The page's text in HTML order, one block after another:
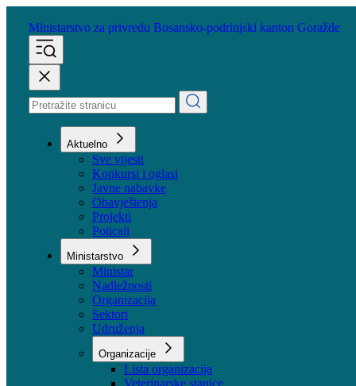
Ministarstvo za privredu
Aktuelno
Sve vijesti
Konkursi i oglasi
Javne nabavke
Obavještenja
Projekti
Poticaji
Ministarstvo
Ministar
Nadležnosti
Sektori
Udruženja